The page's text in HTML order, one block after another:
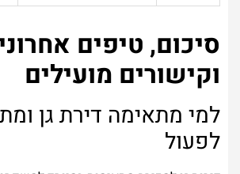
סיכום, טיפים
וקישורים מועילים
למי מתאימה דירת גן
לפעול